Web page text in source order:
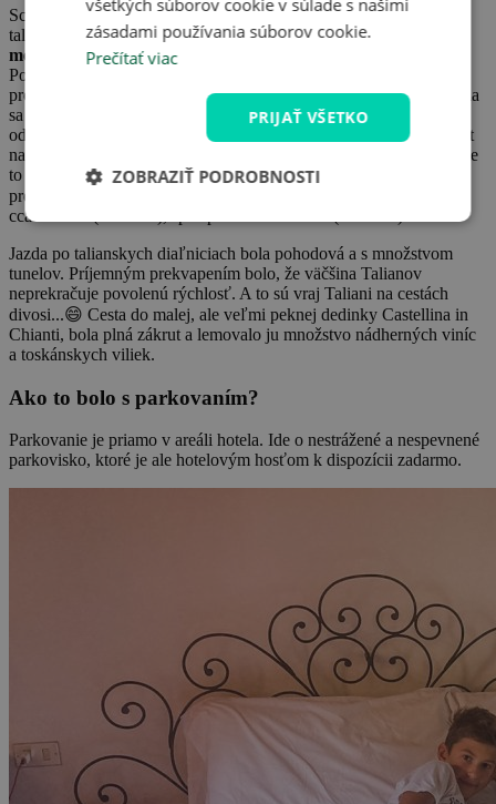
Schwarzeneggerovi 😊. Potom sme pokračovali smerom na
talianske mestečko Tarvisio. Až do Toskánska smeišli cez veľké
mestá ako Udine, Benátky, Ferrara, Bologna a Florencia
Poplatky za využitie talianskych diaľnic sa vyberajú
prostredníctvom mýtnych brán za jednotlivé prejdené úseky a platia
sa kartou alebo v hotovosti. Pokiaľ sa chystáte platiť kartou,
odporúčam si ustrážiť výšku limitu. Pri ceste domov sme totiž limit
na karte prešvihli a mýtna brána nás nechcela pustiť. Nakoniec sme
to však vyriešili, brána nás pustila a my sme museli mýtne uhradiť
prevodom do 2 týždňov. Uf... 😄Mýtne za cestu tam nás vyšlo na
cca 600 Kč (cca 25 €), späť potom na 700 Kč (cca 30 €).
Jazda po talianskych diaľniciach bola pohodová a s množstvom
tunelov. Príjemným prekvapením bolo, že väčšina Talianov
neprekračuje povolenú rýchlosť. A to sú vraj Taliani na cestách
divosi...😄 Cesta do malej, ale veľmi peknej dedinky Castellina in
Chianti, bola plná zákrut a lemovalo ju množstvo nádherných viníc
a toskánskych viliek.
Ako to bolo s parkovaním?
Parkovanie je priamo v areáli hotela. Ide o nestrážené a nespevnené
parkovisko, ktoré je ale hotelovým hosťom k dispozícii zadarmo.
všetkých súborov cookie v súlade s našimi
zásadami používania súborov cookie.
Prečítať viac
PRIJAŤ VŠETKO
ZOBRAZIŤ PODROBNOSTI